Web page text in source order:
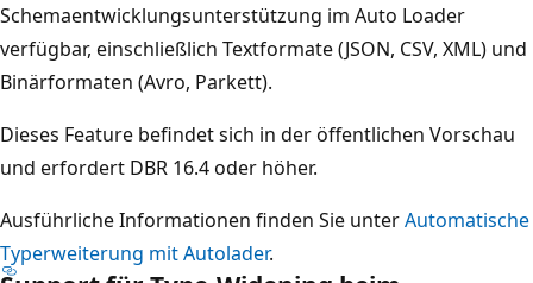
Schemaentwicklungsunterstützung im Auto Loader
verfügbar, einschließlich Textformate (JSON, CSV, XML) und
Binärformaten (Avro, Parkett).
Dieses Feature befindet sich in der öffentlichen Vorschau
und erfordert DBR 16.4 oder höher.
Ausführliche Informationen finden Sie unterAutomatische
Typerweiterung mit Autolader.